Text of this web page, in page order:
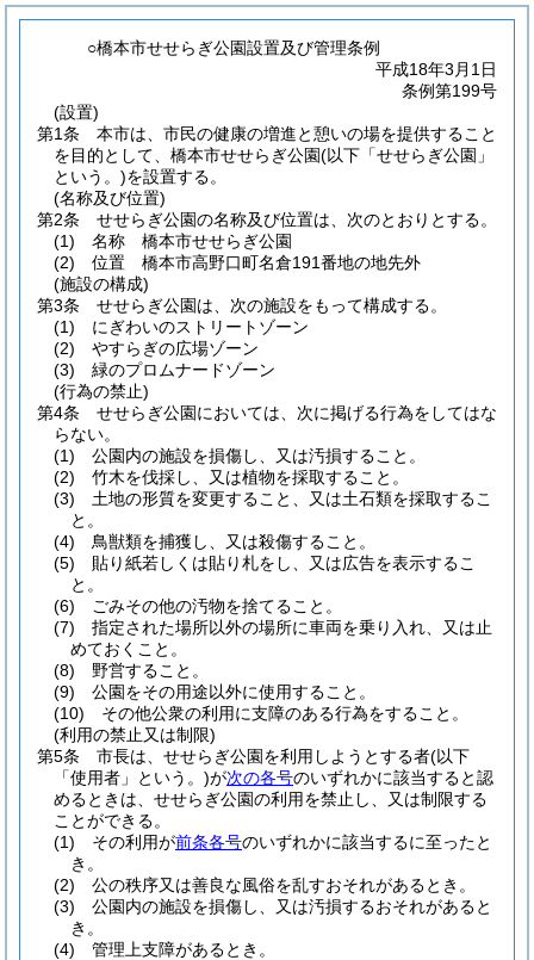
○橋本市せせらぎ公園設置及び管理条例
平成18年3月1日
条例第199号
(設置)
第1条
本市は、市民の健康の増進と憩いの場を提供すること
を目的として、橋本市せせらぎ公園(以下「せせらぎ公園」
という。)を設置する。
(名称及び位置)
第2条
せせらぎ公園の名称及び位置は、次のとおりとする。
(1)
名称 橋本市せせらぎ公園
(2)
位置 橋本市高野口町名倉191番地の地先外
(施設の構成)
第3条
せせらぎ公園は、次の施設をもって構成する。
(1)
にぎわいのストリートゾーン
(2)
やすらぎの広場ゾーン
(3)
緑のプロムナードゾーン
(行為の禁止)
第4条
せせらぎ公園においては、次に掲げる行為をしてはな
らない。
(1)
公園内の施設を損傷し、又は汚損すること。
(2)
竹木を伐採し、又は植物を採取すること。
(3)
土地の形質を変更すること、又は土石類を採取するこ
と。
(4)
鳥獣類を捕獲し、又は殺傷すること。
(5)
貼り紙若しくは貼り札をし、又は広告を表示するこ
と。
(6)
ごみその他の汚物を捨てること。
(7)
指定された場所以外の場所に車両を乗り入れ、又は止
めておくこと。
(8)
野営すること。
(9)
公園をその用途以外に使用すること。
(10)
その他公衆の利用に支障のある行為をすること。
(利用の禁止又は制限)
第5条
市長は、せせらぎ公園を利用しようとする者(以下
「使用者」という。)が次の各号のいずれかに該当すると認
めるときは、せせらぎ公園の利用を禁止し、又は制限する
ことができる。
(1)
その利用が前条各号のいずれかに該当するに至ったと
き。
(2)
公の秩序又は善良な風俗を乱すおそれがあるとき。
(3)
公園内の施設を損傷し、又は汚損するおそれがあると
き。
(4)
管理上支障があるとき。